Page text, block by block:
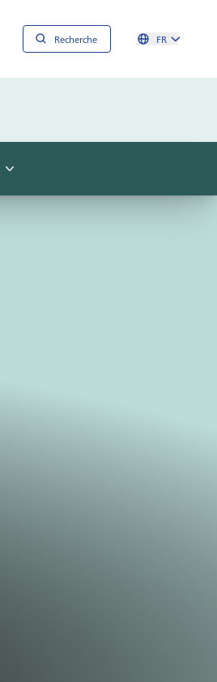
Recherche FR